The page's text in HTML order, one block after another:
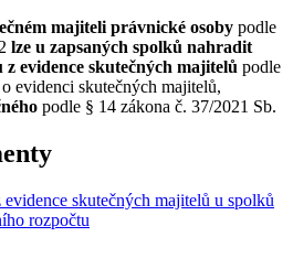
majiteli právnické osoby podle
lze u zapsaných spolků nahradit
evidence skutečných majitelů podle
evidenci skutečných majitelů,
podle § 14 zákona č. 37/2021 Sb.
skutečných majitelů u spolků
rozpočtu